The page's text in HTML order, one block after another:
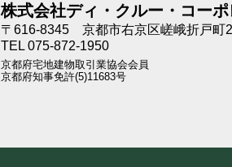
株式会社ディ・クルー・コー
〒616-8345京都市右京区嵯峨折戸町
TEL 075-872-1950
京都府宅地建物取引業協会会員
京都府知事免許(5)11683号